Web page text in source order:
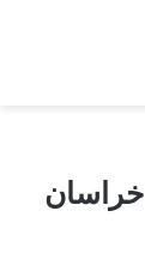
پنجمین جلسه کمیسیون ماده ۵ خراسان